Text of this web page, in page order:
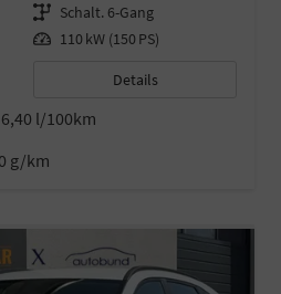
Getriebe Schalt. 6-Gang
Leistung 110 kW (150 PS)
Details
6,40 l/100km
g/km